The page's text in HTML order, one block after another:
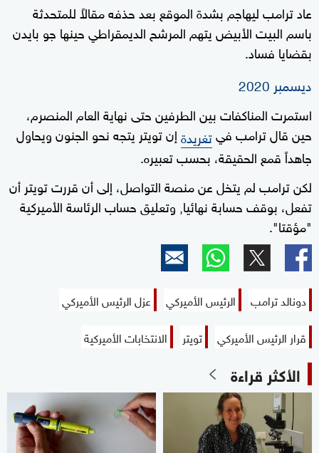
عاد ترامب ليهاجم بشدة الموقع بعد حذفه مقالاً للمتحدثة
باسم البيت الأبيض يتهم المرشح الديمقراطي حينها جو بايدن
بقضايا فساد.
ديسمبر 2020
استمرت المناكفات بين الطرفين حتى نهاية العام المنصرم،
حين قال ترامب فيتغريدةإن تويتر يتجه نحو الجنون ويحاول
جاهداً قمع الحقيقة، بحسب تعبيره.
لكن ترامب لم يتخل عن منصة التواصل، إلى أن قررت تويتر أن
تفعل، بوقف حسابة نهائيا, وتعليق حساب الرئاسة الأميركية
"مؤقتا".
دونالد ترامب الرئيس الأميركي
عزل الرئيس الأميركي
قرار الرئيس الأميركي
تويتر الانتخابات الأميركية
الأكثر قراءة